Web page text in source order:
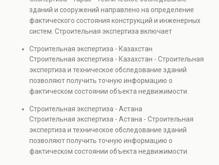
Услуга востребована при покупке недвижимости,
капитальном ремонте и реконструкции объектов, а
также при судебных разбирательствах и технических
проверках.
зданий и сооружений направлено на определение
фактического состояния конструкций и инженерных
систем. Строительная экспертиза включает
элементов и оценку эксплуатационной безопасности.
Услуга востребована при покупке недвижимости,
капитальном ремонте и реконструкции объектов, а
также при судебных разбирательствах и технических
проверках.
Строительная экспертиза - Казахстан
Строительная экспертиза - Казахстан - Строительная
экспертиза и техническое обследование зданий
позволяют получить точную информацию о
фактическом состоянии объекта недвижимости.
инженерных систем с выявлением скрытых дефектов
и нарушений. Услуга используется для проверки
качества строительства, подготовки к реконструкции,
оценки рисков и судебных разбирательств.
Результатом является официальное техническое
Строительная экспертиза - Астана
Строительная экспертиза - Астана - Строительная
экспертиза и техническое обследование зданий
позволяют получить точную информацию о
фактическом состоянии объекта недвижимости.